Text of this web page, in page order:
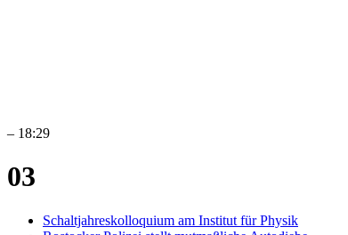
– 18:29
03
Schaltjahreskolloquium am Institut für Physik